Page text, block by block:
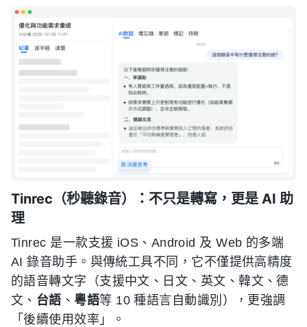
Tinrec（秒聽錄音）：不只是轉寫，更是 AI 助
理
Tinrec 是一款支援 iOS、Android 及 Web 的多端
AI 錄音助手。與傳統工具不同，它不僅提供高精度
的語音轉文字（支援中文、日文、英文、韓文、德
文、 台語 、 粵語等 10 種語言自動識別），更強調
「後續使用效率」。